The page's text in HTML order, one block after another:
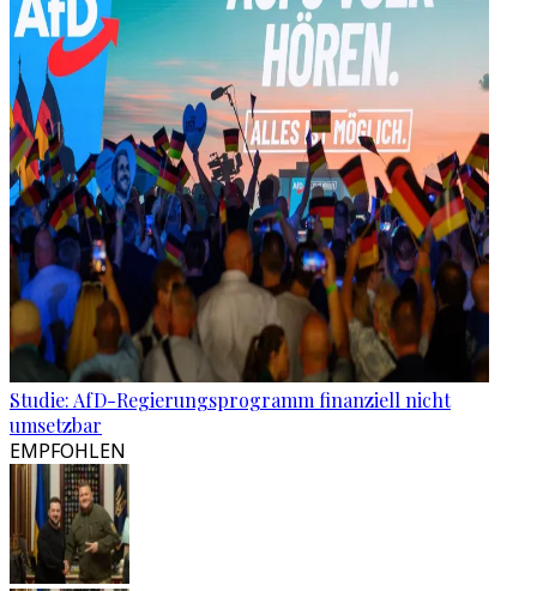
Studie: AfD-Regierungsprogramm finanziell nicht
umsetzbar
EMPFOHLEN